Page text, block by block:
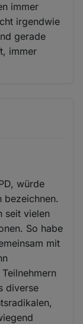
immer
irgendwie
gerade
immer
würde
bezeichnen.
seit vielen
So habe
mit
diverse